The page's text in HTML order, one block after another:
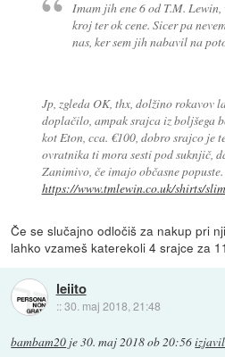
Imam jih ene 6 od T.M.
kroj ter ok cene. Sicer pa
nas, ker sem jih nabavil na
Jp, zgleda OK, thx, dolžino rokavov
doplačilo, ampak srajca iz boljšega
kot Eton, cca. €100, dobro srajco je
ovratnika ti mora sesti pod suknjič,
Zanimivo, če imajo občasne popuste.
https://www.tmlewin.co.uk/shirts/
Če se slučajno odločiš za nakup pri
lahko vzameš katerekoli 4 srajce za
leiito
::30. maj 2018, 21:48
bambam20 je30. maj 2018 ob 20:56izjavil